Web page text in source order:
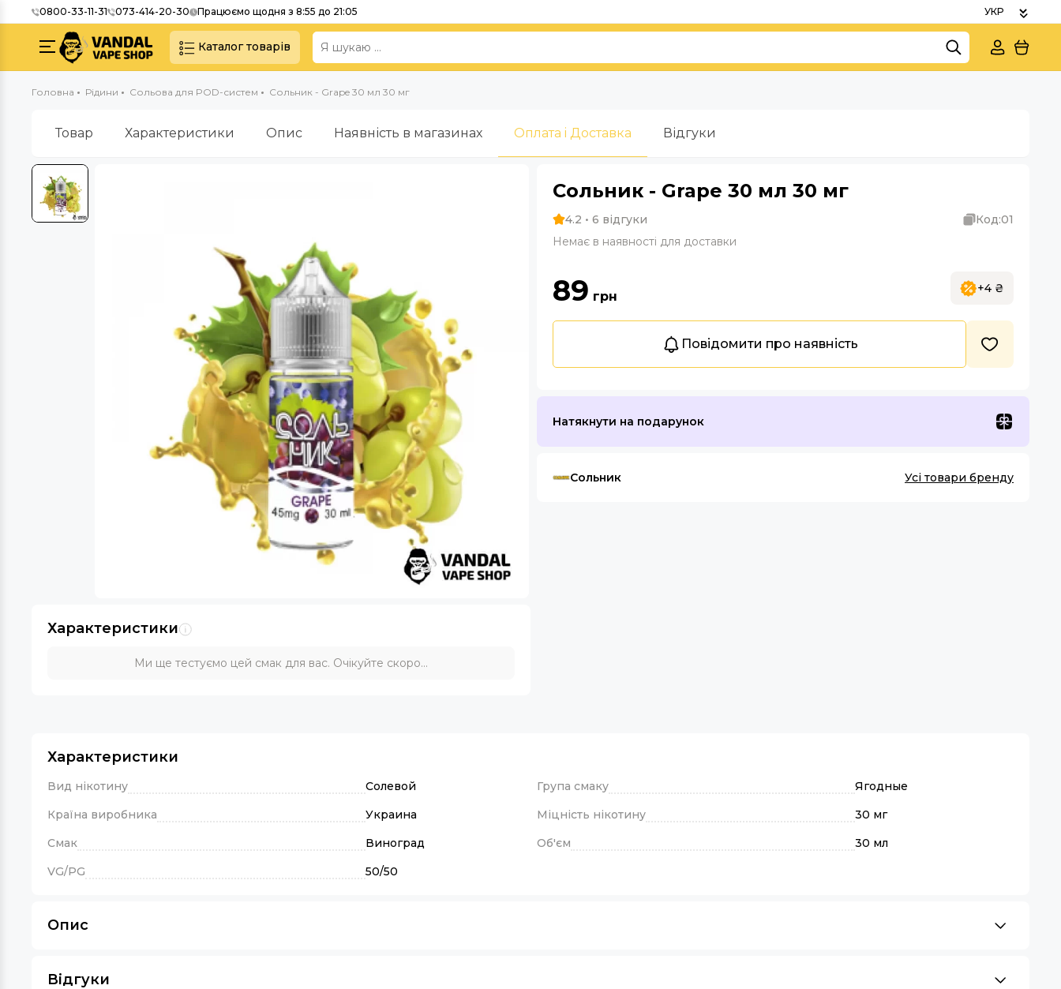
0800-33-11-31 073-414-20-30 Працюємо щодня з 8:55 до 21:05
Каталог товарів
Головна Рідини Сольова для POD-систем Сольник - Grape 30 мл 30 мг
Товар Характеристики Опис Наявність в магазинах Оплата i Доставка Відгуки
Характеристики
Ми ще тестуємо цей смак для вас. Очікуйте скоро...
Сольник - Grape 30 мл 30 мг
4.2 • 6 відгуки Код:01
Немає в наявності для доставки
89 грн
+4 ₴
Повідомити про наявність
Натякнути на подарунок
Сольник Усі товари бренду
Характеристики
Вид нікотину Солевой Група смаку
Ягодные
Країна виробника
Украина Міцність нікотину
30 мг
Смак
Виноград Об'єм
30 мл
VG/PG
50/50
Опис
Відгуки